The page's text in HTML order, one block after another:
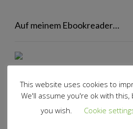
Auf meinem Ebookreader…
Ich habe Johanna Benden durch
“Nebelsphäre”-Reihe
geradezu
This website uses cookies to
We'll assume you're ok with
you wish.
Cookie